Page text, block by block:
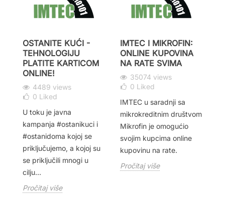
OSTANITE KUĆI -
TEHNOLOGIJU
PLATITE KARTICOM
ONLINE!
4489 views
0 Liked
U toku je javna
kampanja #ostanikuci i
#ostanidoma kojoj se
priključujemo, a kojoj su
se priključili mnogi u
cilju...
Pročitaj više
IMTEC I MIKROFIN:
ONLINE KUPOVINA
NA RATE SVIMA
35074 views
0 Liked
IMTEC u saradnji sa
mikrokreditnim društvom
Mikrofin je omogućio
svojim kupcima online
kupovinu na rate.
Pročitaj više